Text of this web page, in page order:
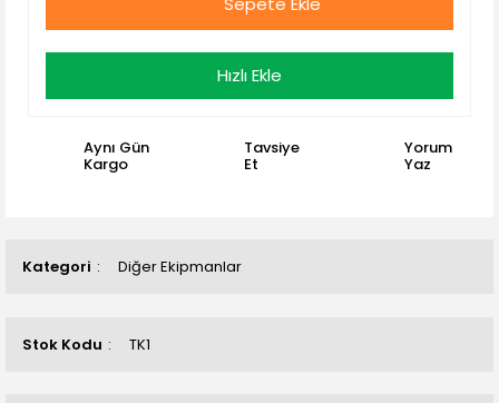
Kategori Diğer Ekipmanlar
Stok Kodu TK1
Hızlı Ekle
Aynı Gün
Kargo
Tavsiye
Et
Yorum
Yaz